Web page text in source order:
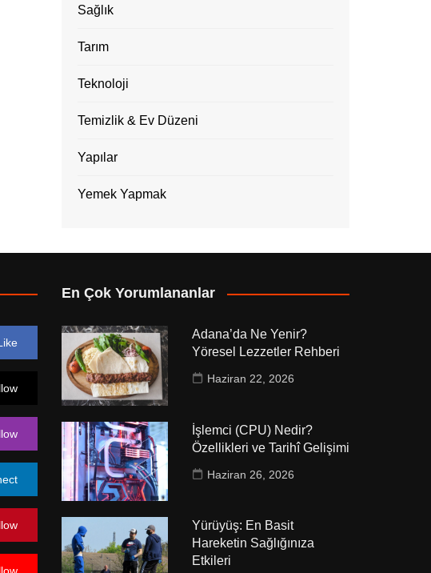
Sağlık
Tarım
Teknoloji
Temizlik & Ev Düzeni
Yapılar
Yemek Yapmak
En Çok Yorumlananlar
Adana’da Ne Yenir?
Yöresel Lezzetler Rehberi
Haziran 22, 2026
İşlemci (CPU) Nedir?
Özellikleri ve Tarihî Gelişimi
Haziran 26, 2026
Yürüyüş: En Basit
Hareketin Sağlığınıza
Etkileri